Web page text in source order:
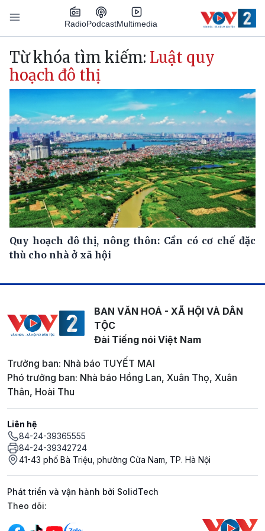
Nhảy đến nội dung
RadioPodcastMultimedia
Main navigation
Từ khóa tìm kiếm: Luật quy
hoạch đô thị
Quy hoạch đô thị, nông thôn: Cần có cơ chế đặc
thù cho nhà ở xã hội
BAN VĂN HOÁ - XÃ HỘI VÀ DÂN
TỘC
Đài Tiếng nói Việt Nam
Trưởng ban: Nhà báo TUYẾT MAI
Phó trưởng ban: Nhà báo Hồng Lan, Xuân Thọ, Xuân
Thân, Hoài Thu
Liên hệ
84-24-39365555
84-24-39342724
41-43 phố Bà Triệu, phường Cửa Nam, TP. Hà Nội
Phát triển và vận hành bởi SolidTech
Mạng xã hội
Theo dõi: